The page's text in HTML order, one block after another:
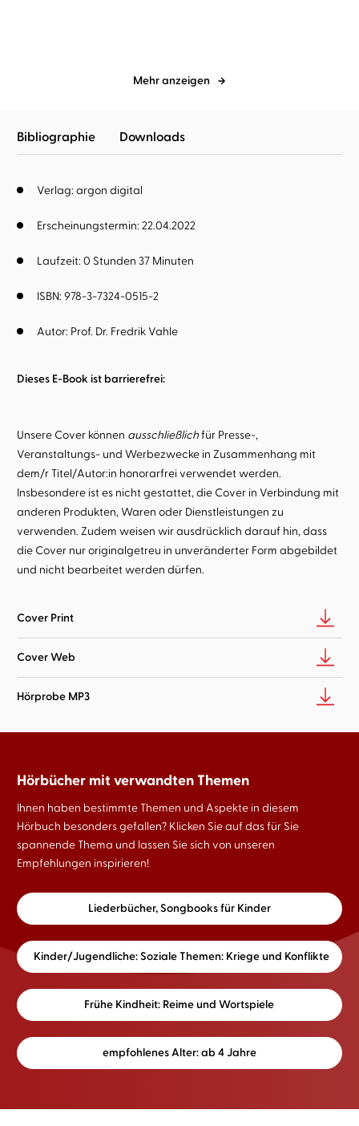
Mehr anzeigen
Bibliographie Downloads
Verlag: argon digital
Erscheinungstermin: 22.04.2022
Laufzeit: 0 Stunden 37 Minuten
ISBN: 978-3-7324-0515-2
Autor: Prof. Dr. Fredrik Vahle
Dieses E-Book ist barrierefrei:
Unsere Cover können ausschließlichfür Presse-,
Veranstaltungs- und Werbezwecke in Zusammenhang mit
dem/r Titel/Autor:in honorarfrei verwendet werden.
Insbesondere ist es nicht gestattet, die Cover in Verbindung mit
anderen Produkten, Waren oder Dienstleistungen zu
verwenden. Zudem weisen wir ausdrücklich darauf hin, dass
die Cover nur originalgetreu in unveränderter Form abgebildet
und nicht bearbeitet werden dürfen.
Cover Print
Cover Web
Hörprobe MP3
Hörbücher mit verwandten Themen
Ihnen haben bestimmte Themen und Aspekte in diesem
Hörbuch besonders gefallen? Klicken Sie auf das für Sie
spannende Thema und lassen Sie sich von unseren
Empfehlungen inspirieren!
Liederbücher, Songbooks für Kinder
Kinder/Jugendliche: Soziale Themen: Kriege und Konflikte
Frühe Kindheit: Reime und Wortspiele
empfohlenes Alter: ab 4 Jahre